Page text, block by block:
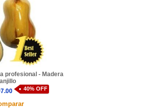
profesional - Madera
40% OFF